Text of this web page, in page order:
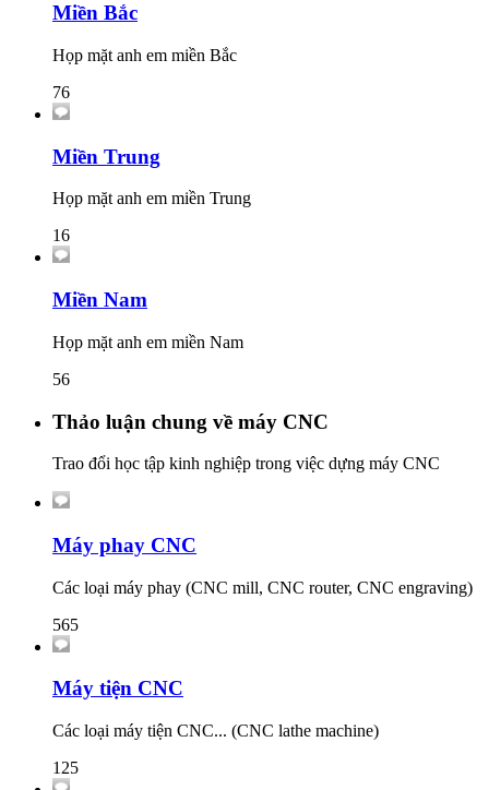
Miền Bắc
Họp mặt anh em miền Bắc
76
Miền Trung
Họp mặt anh em miền Trung
16
Miền Nam
Họp mặt anh em miền Nam
56
Thảo luận chung về máy CNC
Trao đổi học tập kinh nghiệp trong việc dựng máy CNC
Máy phay CNC
Các loại máy phay (CNC mill, CNC router, CNC engraving)
565
Máy tiện CNC
Các loại máy tiện CNC... (CNC lathe machine)
125